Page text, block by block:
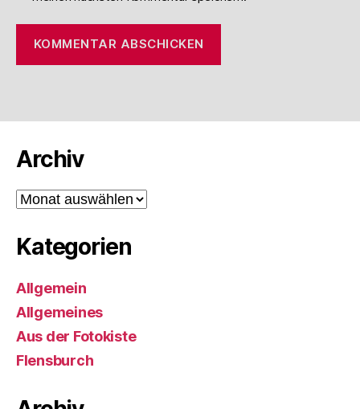
Archiv
Archiv
Kategorien
Allgemein
Allgemeines
Aus der Fotokiste
Flensburch